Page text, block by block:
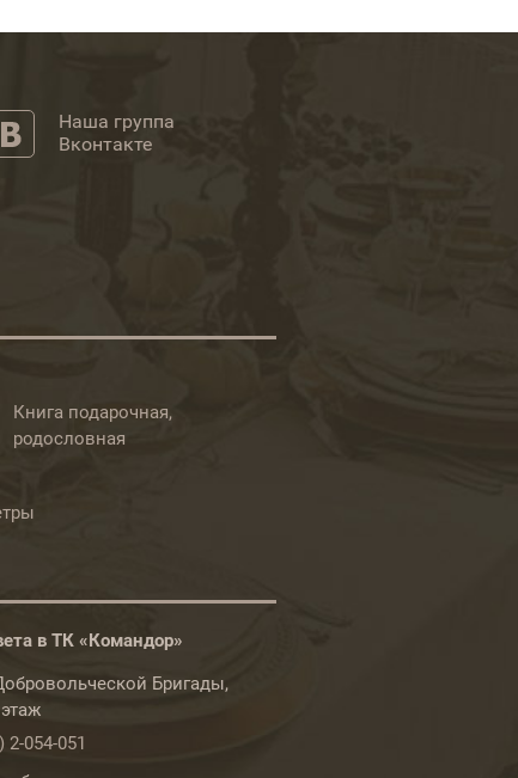
Наша группа
Вконтакте
Книга подарочная,
родословная
в ТК «Командор»
Бригады,
2-054-051